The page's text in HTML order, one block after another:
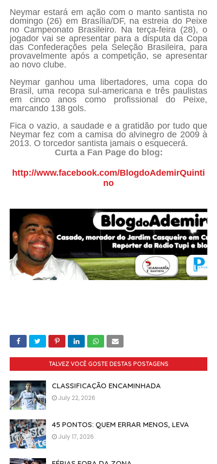
Neymar estará em ação com o manto santista no
domingo (26) em Brasília/DF, na estreia do Peixe
no Campeonato Brasileiro. Na terça-feira (28), o
jogador vai se apresentar para a disputa da Copa
das Confederações pela Seleção Brasileira, para
provavelmente após a competição, se apresentar
ao novo clube.
Neymar ganhou uma libertadores, uma copa do
Brasil, uma recopa sul-americana e três paulistas
em cinco anos como profissional do Peixe,
marcando 138 gols.
Fica o vazio, a saudade e a gratidão por tudo que
Neymar fez com a camisa do alvinegro de 2009 à
2013. O torcedor santista jamais o esquecerá.
Curta a Fan Page do blog:
http://www.facebook.com/BlogdoAdemirQuinti
no
TALVEZ VOCÊ GOSTE DESTAS POSTAGENS
CLASSIFICAÇÃO ENCAMINHADA
July 22, 2026
45 PONTOS: QUEM ERRAR MENOS, LEVA
July 17, 2026